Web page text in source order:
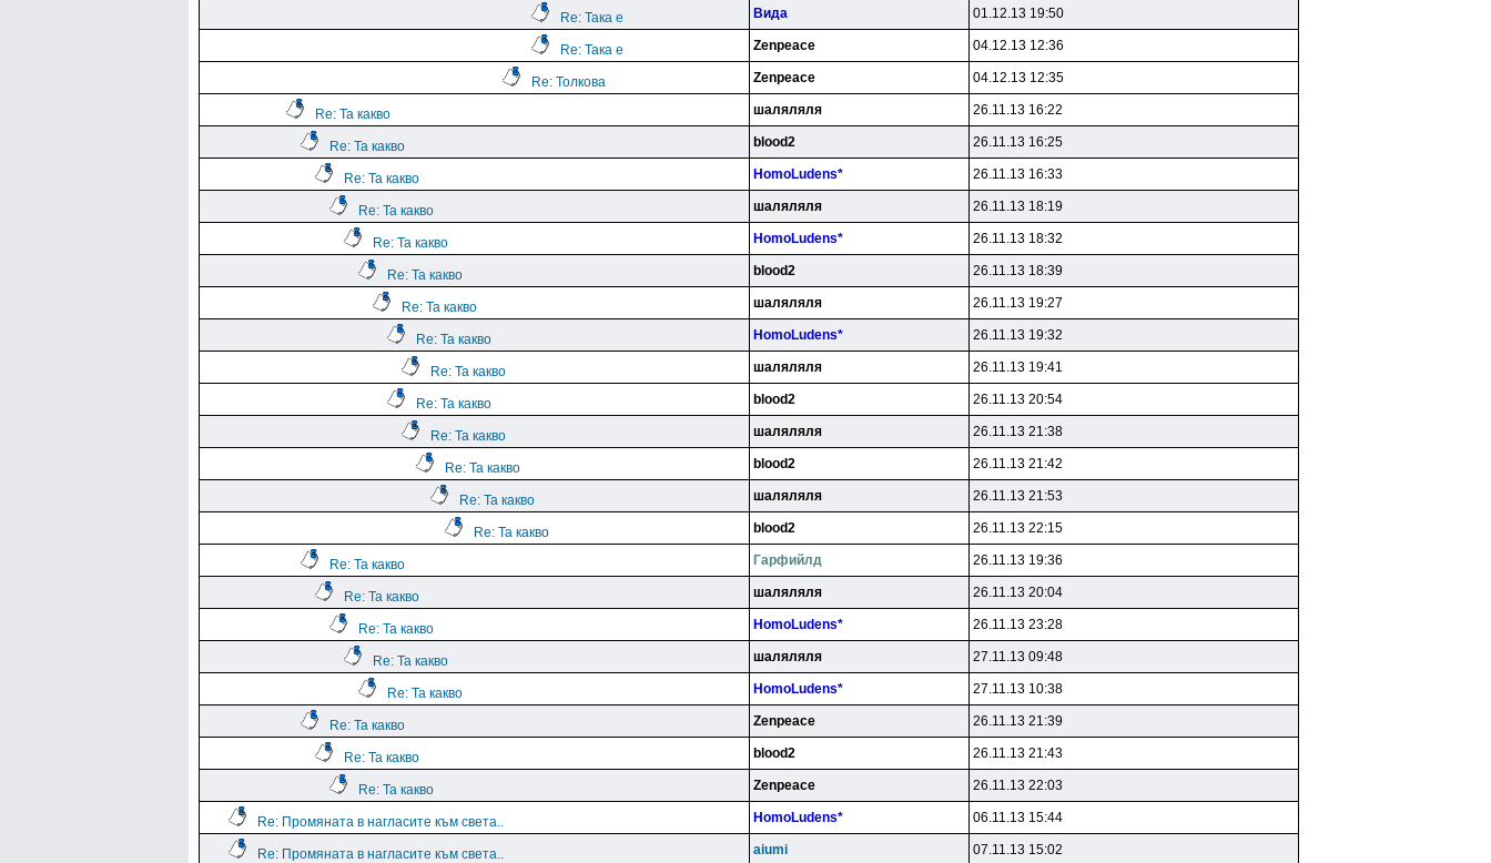
Re: Така е Вида 01.12.13 19:50
Re: Така е Zenpeace 04.12.13 12:36
Re: Толкова Zenpeace 04.12.13 12:35
Re: Та какво шаляляля 26.11.13 16:22
Re: Та какво blood2 26.11.13 16:25
Re: Та какво HomoLudens* 26.11.13 16:33
Re: Та какво шаляляля 26.11.13 18:19
Re: Та какво HomoLudens* 26.11.13 18:32
Re: Та какво blood2 26.11.13 18:39
Re: Та какво шаляляля 26.11.13 19:27
Re: Та какво HomoLudens* 26.11.13 19:32
Re: Та какво шаляляля 26.11.13 19:41
Re: Та какво blood2 26.11.13 20:54
Re: Та какво шаляляля 26.11.13 21:38
Re: Та какво blood2 26.11.13 21:42
Re: Та какво шаляляля 26.11.13 21:53
Re: Та какво blood2 26.11.13 22:15
Re: Та какво Гарфийлд 26.11.13 19:36
Re: Та какво шаляляля 26.11.13 20:04
Re: Та какво HomoLudens* 26.11.13 23:28
Re: Та какво шаляляля 27.11.13 09:48
Re: Та какво HomoLudens* 27.11.13 10:38
Re: Та какво Zenpeace 26.11.13 21:39
Re: Та какво blood2 26.11.13 21:43
Re: Та какво Zenpeace 26.11.13 22:03
Re: Промяната в нагласите към света.. HomoLudens* 06.11.13 15:44
Re: Промяната в нагласите към света.. aiumi 07.11.13 15:02